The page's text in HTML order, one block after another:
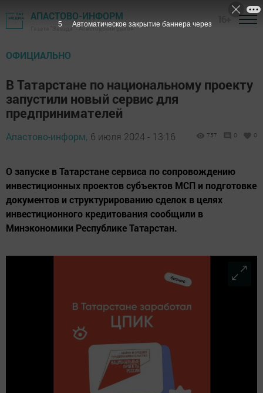
АПАСТОВО-ИНФОРМ
Газета "Звезда" - Апастовский район
ОФИЦИАЛЬНО
В Татарстане по национальному проекту
запустили новый сервис для
предпринимателей
Апастово-информ, 6 июля 2024 - 13:16 757 0 0
О запуске в Татарстане сервиса по сопровождению
инвестиционных проектов субъектов MCП и подготовке
документов и структурированию сделок в целях
инвестиционного кредитования сообщили в
Минэкономики Республике Татарстан.
4 Автоматическое закрытие баннера через